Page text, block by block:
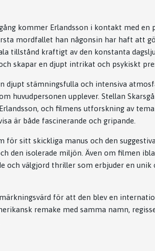
kommer Erlandsson i kontakt med en
mordfallet han någonsin har haft att
tillstånd kraftigt av den konstanta
skapar en djupt intrikat och psykiskt
djupt stämningsfulla och intensiva
huvudpersonen upplever. Stellan
och filmens utforskning av
är både fascinerande och gripande.
för sitt skickliga manus och den
den isolerade miljön. Även om filmen
och välgjord thriller som erbjuder en
för att den blev en
remake med samma namn,